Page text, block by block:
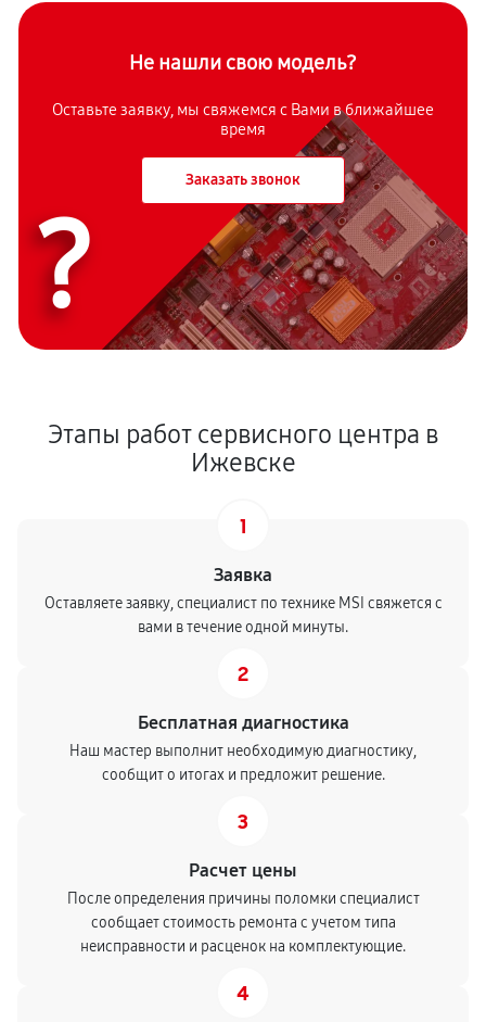
Не нашли свою модель?
Оставьте заявку, мы свяжемся с Вами в ближайшее
время
Заказать звонок
?
Этапы работ сервисного центра в
Ижевске
1
Заявка
Оставляете заявку, специалист по технике MSI свяжется с
вами в течение одной минуты.
2
Бесплатная диагностика
Наш мастер выполнит необходимую диагностику,
сообщит о итогах и предложит решение.
3
Расчет цены
После определения причины поломки специалист
сообщает стоимость ремонта с учетом типа
неисправности и расценок на комплектующие.
4